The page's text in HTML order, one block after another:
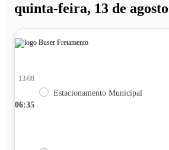
quinta-feira, 13 de agosto
06:35
13/08
Estacionamento Municipal